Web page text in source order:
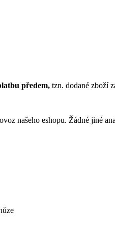
předem, tzn. dodané zboží
našeho eshopu. Žádné jiné